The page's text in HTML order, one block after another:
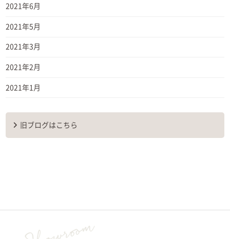
2021年6月
2021年5月
2021年3月
2021年2月
2021年1月
旧ブログはこちら